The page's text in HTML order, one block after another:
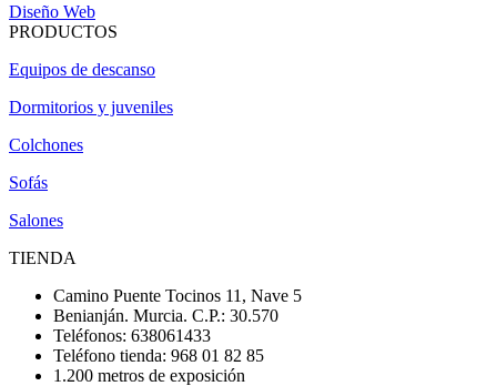
Diseño Web
PRODUCTOS
Equipos de descanso
Dormitorios y juveniles
Colchones
Sofás
Salones
TIENDA
Camino Puente Tocinos 11, Nave 5
Benianján. Murcia. C.P.: 30.570
Teléfonos: 638061433
Teléfono tienda: 968 01 82 85
1.200 metros de exposición